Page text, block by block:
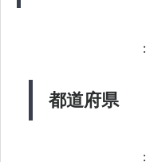
都道府県
：
：